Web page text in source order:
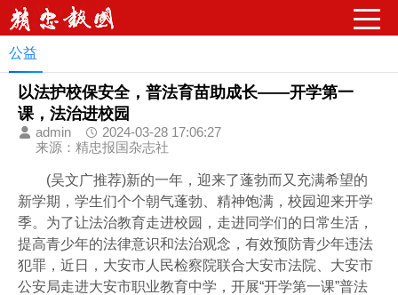
公益
以法护校保安全，普法育苗助成长——开学第一
课，法治进校园
admin
2024-03-28 17:06:27
来源：精忠报国杂志社
(吴文广推荐)新的一年，迎来了蓬勃而又充满希望的
新学期，学生们个个朝气蓬勃、精神饱满，校园迎来开学
季。为了让法治教育走进校园，走进同学们的日常生活，
提高青少年的法律意识和法治观念，有效预防青少年违法
犯罪，近日，大安市人民检察院联合大安市法院、大安市
公安局走进大安市职业教育中学，开展“开学第一课”普法